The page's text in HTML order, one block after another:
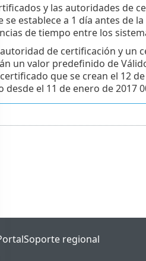
y las autoridades de
se establece a 1 día antes
de tiempo entre los
autoridad de certificación y un
un valor predefinido de
que se crean el 12
el 11 de enero de 2017
Soporte regional